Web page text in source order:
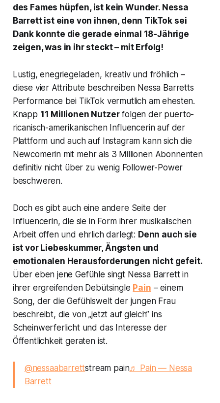
des Fames hüpfen, ist kein Wunder. Nessa
Barrett ist eine von ihnen, denn TikTok sei
Dank konnte die gerade einmal 18-Jährige
zeigen, was in ihr steckt – mit Erfolg!
Lustig, enegriegeladen, kreativ und fröhlich –
diese vier Attribute beschreiben Nessa Barretts
Performance bei TikTok vermutlich am ehesten.
Knapp 11 Millionen Nutzerfolgen der puerto-
ricanisch-amerikanischen Influencerin auf der
Plattform und auch auf Instagram kann sich die
Newcomerin mit mehr als 3 Millionen Abonnenten
definitiv nicht über zu wenig Follower-Power
beschweren.
Doch es gibt auch eine andere Seite der
Influencerin, die sie in Form ihrer musikalischen
Arbeit offen und ehrlich darlegt: Denn auch sie
ist vor Liebeskummer, Ängsten und
emotionalen Herausforderungen nicht gefeit.
Über eben jene Gefühle singt Nessa Barrett in
ihrer ergreifenden Debütsingle Pain – einem
Song, der die Gefühlswelt der jungen Frau
beschreibt, die von „jetzt auf gleich” ins
Scheinwerferlicht und das Interesse der
Öffentlichkeit geraten ist.
@nessaabarrettstream pain♬ Pain — Nessa
Barrett